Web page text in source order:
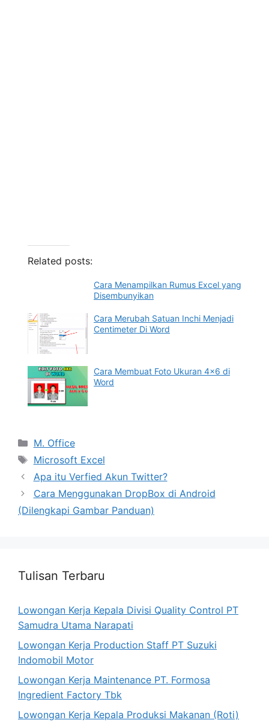
Related posts:
Cara Menampilkan Rumus Excel yang
Disembunyikan
Cara Merubah Satuan Inchi Menjadi
Centimeter Di Word
Cara Membuat Foto Ukuran 4×6 di
Word
Categories
M. Office
Tags
Microsoft Excel
Apa itu Verfied Akun Twitter?
Cara Menggunakan DropBox di Android
(Dilengkapi Gambar Panduan)
Tulisan Terbaru
Lowongan Kerja Kepala Divisi Quality Control PT
Samudra Utama Narapati
Lowongan Kerja Production Staff PT Suzuki
Indomobil Motor
Lowongan Kerja Maintenance PT. Formosa
Ingredient Factory Tbk
Lowongan Kerja Kepala Produksi Makanan (Roti)